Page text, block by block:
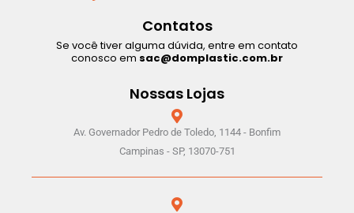
Contatos
Se você tiver alguma dúvida, entre em contato
conosco em sac@domplastic.com.br
Nossas Lojas
Av. Governador Pedro de Toledo, 1144 - Bonfim
Campinas - SP, 13070-751